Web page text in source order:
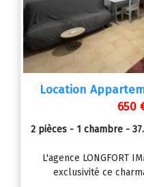
Location
650
2 pièces - 1 chambre -
L'agence LONGFORT
exclusivité ce